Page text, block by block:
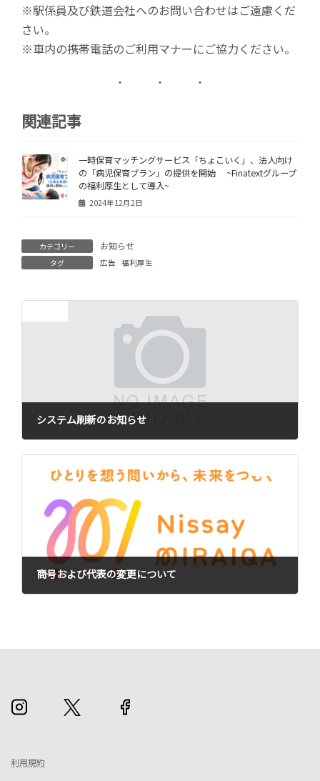
※駅係員及び鉄道会社へのお問い合わせはご遠慮くだ
さい。
※車内の携帯電話のご利用マナーにご協力ください。
関連記事
一時保育マッチングサービス「ちょこいく」、法人向け
の「病児保育プラン」の提供を開始 ~Finatextグループ
の福利厚生として導入~
2024年12月2日
カテゴリー お知らせ
タグ 広告 福利厚生
システム刷新のお知らせ
2025年7月31日
商号および代表の変更について
2025年11月4日
利用規約